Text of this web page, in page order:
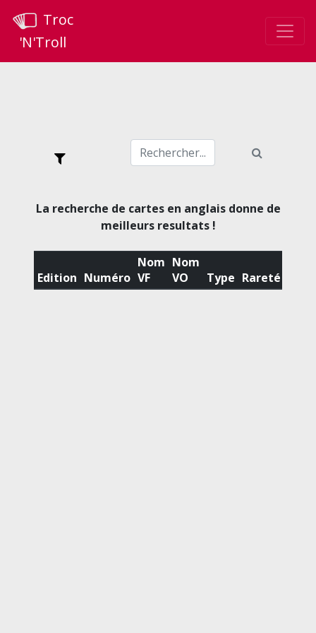
Troc
'N'Troll
La recherche de cartes en anglais donne de
meilleurs resultats !
Edition Numéro
Nom
VF
Nom
VO
Type Rareté